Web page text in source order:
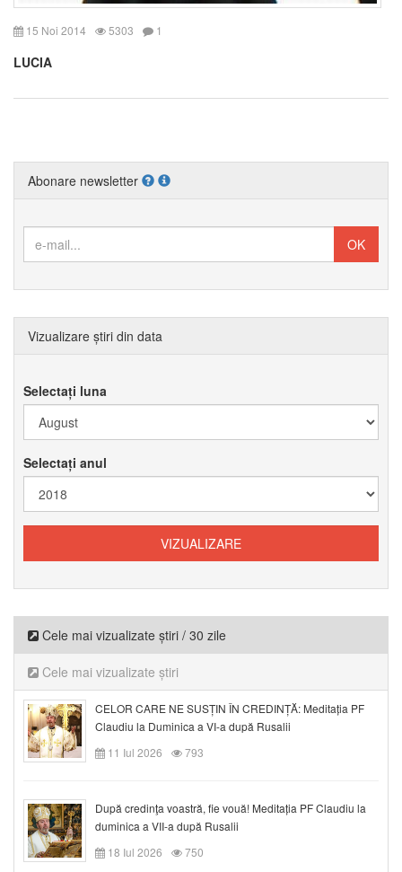
15 Noi 2014 5303 1
LUCIA
Abonare newsletter
Vizualizare știri din data
Selectați luna
Selectați anul
Cele mai vizualizate știri / 30 zile
Cele mai vizualizate știri
CELOR CARE NE SUSȚIN ÎN CREDINȚĂ: Meditația PF
Claudiu la Duminica a VI-a după Rusalii
11 Iul 2026
793
După credinţa voastră, fie vouă! Meditația PF Claudiu la
duminica a VII-a după Rusalii
18 Iul 2026
750